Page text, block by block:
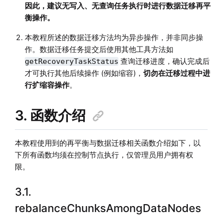
因此，建议无写入、无查询任务执行时进行数据迁移再平
衡操作。
本教程所述的数据迁移方法均为异步操作，并非同步操
作。数据迁移任务提交后使用其他工具方法如
getRecoveryTaskStatus 查询迁移进度，确认完成后
才可执行其他后续操作 (例如缩容)， 切勿在迁移过程中进
行扩缩容操作。
3. 函数介绍
本教程使用到的再平衡与数据迁移相关函数介绍如下，以
下所有函数均须在控制节点执行，仅管理员用户拥有权
限。
3.1.
rebalanceChunksAmongDataNodes